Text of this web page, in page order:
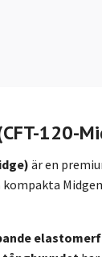
120-
är en
kompakta